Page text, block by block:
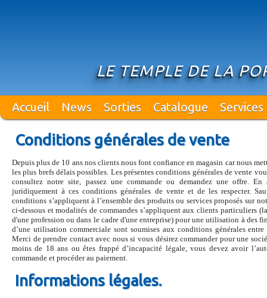
LE TEMPLE DE LA
Accueil News Sorties Catalogue Services
Conditions générales de vente
Depuis plus de 10 ans nos clients nous font confiance en magasin car nous
les plus brefs délais possibles. Les présentes conditions générales de vente
consultez notre site, passez une commande ou demandez une offre.
juridiquement à ces conditions générales de vente et de les respecter.
conditions s’appliquent à l’ensemble des produits ou services proposés sur
ci-dessous et modalités de commandes s’appliquent aux clients particuliers
d'une profession ou dans le cadre d'une entreprise) pour une utilisation à des
d’une utilisation commerciale sont soumises aux conditions générales
Merci de prendre contact avec nous si vous désirez commander pour une
moins de 18 ans ou êtes frappé d’incapacité légale, vous devez avoir
commande et procéder au paiement.
Informations légales.